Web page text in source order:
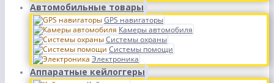
Автомобильные товары
GPS навигаторы
Камеры автомобиля
Системы охраны
Системы помощи
Электроника
Аппаратные кейлоггеры